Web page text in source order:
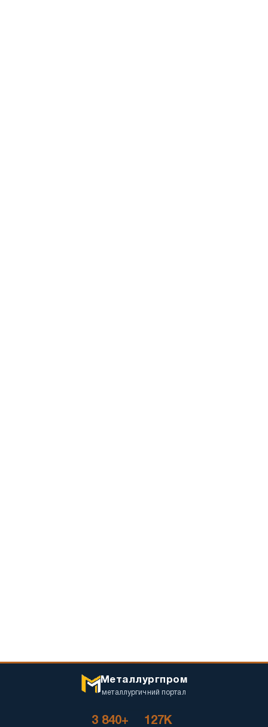
Металлургпром
металлургичний портал
3 840+ 127K